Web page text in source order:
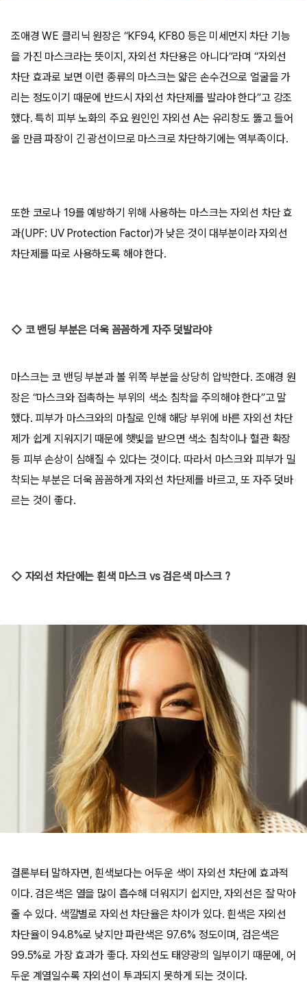
조애경 WE 클리닉 원장은 “KF94, KF80 등은 미세먼지 차단 기능
을 가진 마스크라는 뜻이지, 자외선 차단용은 아니다”라며 “자외선
차단 효과로 보면 이런 종류의 마스크는 얇은 손수건으로 얼굴을 가
리는 정도이기 때문에 반드시 자외선 차단제를 발라야 한다”고 강조
했다. 특히 피부 노화의 주요 원인인 자외선 A는 유리창도 뚫고 들어
올 만큼 파장이 긴 광선이므로 마스크로 차단하기에는 역부족이다.
또한 코로나 19를 예방하기 위해 사용하는 마스크는 자외선 차단 효
과(UPF: UV Protection Factor)가 낮은 것이 대부분이라 자외선
차단제를 따로 사용하도록 해야 한다.
◇ 코 밴딩 부분은 더욱 꼼꼼하게 자주 덧발라야
마스크는 코 밴딩 부분과 볼 위쪽 부분을 상당히 압박한다. 조애경 원
장은 “마스크와 접촉하는 부위의 색소 침착을 주의해야 한다”고 말
했다. 피부가 마스크와의 마찰로 인해 해당 부위에 바른 자외선 차단
제가 쉽게 지워지기 때문에 햇빛을 받으면 색소 침착이나 혈관 확장
등 피부 손상이 심해질 수 있다는 것이다. 따라서 마스크와 피부가 밀
착되는 부분은 더욱 꼼꼼하게 자외선 차단제를 바르고, 또 자주 덧바
르는 것이 좋다.
◇ 자외선 차단에는 흰색 마스크 vs 검은색 마스크 ?
결론부터 말하자면, 흰색보다는 어두운 색이 자외선 차단에 효과적
이다. 검은색은 열을 많이 흡수해 더워지기 쉽지만, 자외선은 잘 막아
줄 수 있다. 색깔별로 자외선 차단율은 차이가 있다. 흰색은 자외선
차단율이 94.8%로 낮지만 파란색은 97.6% 정도이며, 검은색은
99.5%로 가장 효과가 좋다. 자외선도 태양광의 일부이기 때문에, 어
두운 계열일수록 자외선이 투과되지 못하게 되는 것이다.